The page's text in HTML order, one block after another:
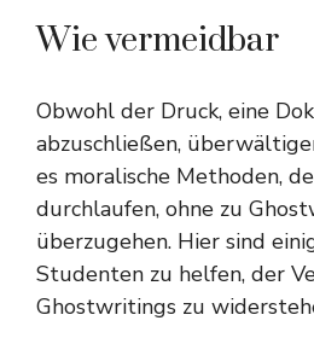
Wie vermeidbar
Obwohl der Druck, eine
abzuschließen,
es moralische Methoden,
durchlaufen, ohne zu
überzugehen. Hier sind
Studenten zu helfen, der
Ghostwritings zu